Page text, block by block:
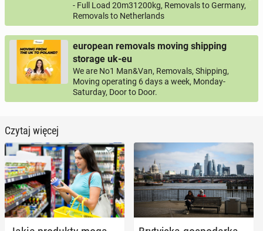
- Full Load 20m31200kg, Removals to Germany,
Removals to Netherlands
european removals moving shipping
storage uk-eu
We are No1 Man&Van, Removals, Shipping,
Moving operating 6 days a week, Monday-
Saturday, Door to Door.
Czytaj więcej